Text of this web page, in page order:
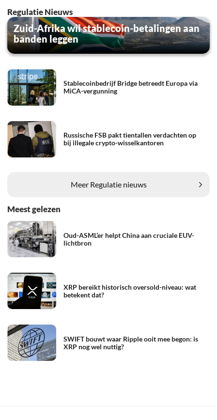
Regulatie Nieuws
Zuid-Afrika wil stablecoin-betalingen aan
banden leggen
Stablecoinbedrijf Bridge betreedt Europa via
MiCA-vergunning
Russische FSB pakt tientallen verdachten op
bij illegale crypto-wisselkantoren
Meer Regulatie nieuws
Meest gelezen
Oud-ASML’er helpt China aan cruciale EUV-
lichtbron
XRP bereikt historisch oversold-niveau: wat
betekent dat?
SWIFT bouwt waar Ripple ooit mee begon: is
XRP nog wel nuttig?